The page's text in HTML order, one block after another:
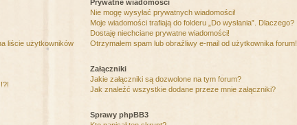
liście użytkowników
Prywatne wiadomości
Nie mogę wysyłać prywatnych wiadomości!
Moje wiadomości trafiają do folderu „Do wysłania”. Dlaczego?
Dostaję niechciane prywatne wiadomości!
Otrzymałem spam lub obraźliwy e-mail od użytkownika forum!
Załączniki
Jakie załączniki są dozwolone na tym forum?
Jak znaleźć wszystkie dodane przeze mnie załączniki?
Sprawy phpBB3